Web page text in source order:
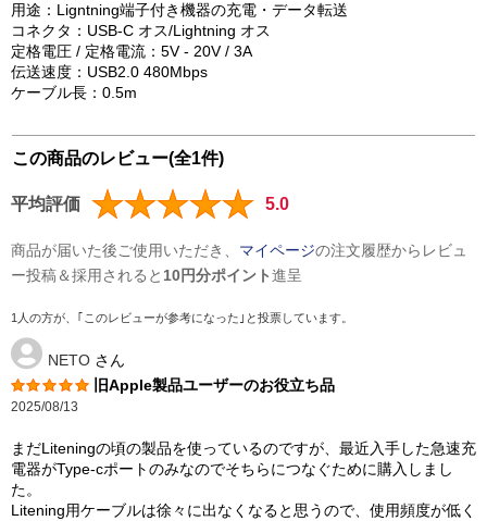
用途：Ligntning端子付き機器の充電・データ転送
コネクタ：USB-C オス/Lightning オス
定格電圧 / 定格電流：5V - 20V / 3A
伝送速度：USB2.0 480Mbps
ケーブル長：0.5m
この商品のレビュー(全1件)
平均評価 5.0
商品が届いた後ご使用いただき、 マイページの注文履歴からレビュ
ー投稿＆採用されると 10円分ポイント進呈
1人の方が、｢このレビューが参考になった｣と投票しています。
NETO さん
旧Apple製品ユーザーのお役立ち品
2025/08/13
まだLiteningの頃の製品を使っているのですが、最近入手した急速充
電器がType-cポートのみなのでそちらにつなぐために購入しまし
た。
Litening用ケーブルは徐々に出なくなると思うので、使用頻度が低く